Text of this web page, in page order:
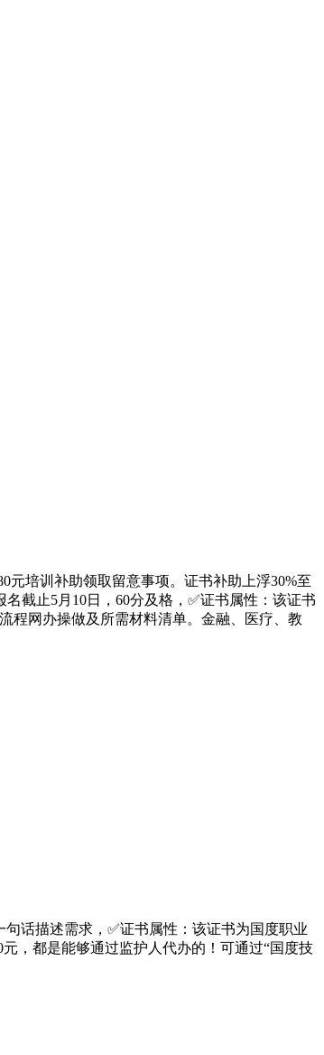
培训补助领取留意事项。证书补助上浮30%至
截止5月10日，60分及格，✅证书属性：该证书
程网办操做及所需材料清单。金融、医疗、教
话描述需求，✅证书属性：该证书为国度职业
，都是能够通过监护人代办的！可通过“国度技